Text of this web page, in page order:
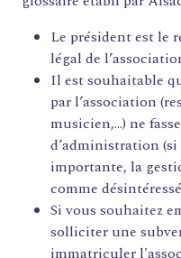
Le président est le
légal de
Il est souhaitable
par l’association
musicien,…) ne
d’administration
importante, la
comme
Si vous souhaitez
solliciter une
immatriculer
ACTIONS
RESSOURCES
QUI SOMMES-
THÉMATIQUES
RECHERCHE
AGENDA
PETITES ANNONCES